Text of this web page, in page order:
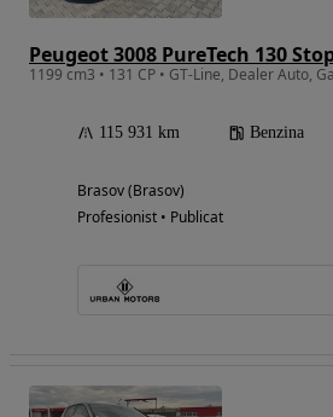
1199 cm3 • 131 CP • GT-Line, Dealer Auto,
115 931 km Benzina
Brasov (Brasov)
Profesionist • Publicat